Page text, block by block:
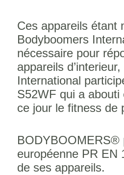
Ces appareils étant
Bodyboomers
nécessaire pour
appareils
International
S52WF qui a
ce jour le fitness
BODYBOOMERS®
européenne PR EN
de ses appareils.